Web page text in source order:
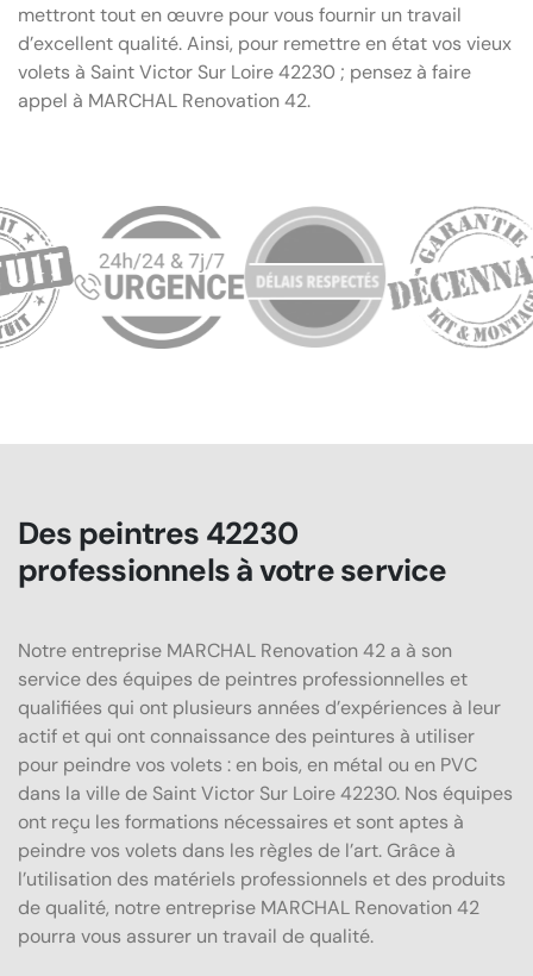
mettront tout en œuvre pour vous fournir un travail
d’excellent qualité. Ainsi, pour remettre en état vos vieux
volets à Saint Victor Sur Loire 42230 ; pensez à faire
appel à MARCHAL Renovation 42.
Des peintres 42230
professionnels à votre service
Notre entreprise MARCHAL Renovation 42 a à son
service des équipes de peintres professionnelles et
qualifiées qui ont plusieurs années d’expériences à leur
actif et qui ont connaissance des peintures à utiliser
pour peindre vos volets : en bois, en métal ou en PVC
dans la ville de Saint Victor Sur Loire 42230. Nos équipes
ont reçu les formations nécessaires et sont aptes à
peindre vos volets dans les règles de l’art. Grâce à
l’utilisation des matériels professionnels et des produits
de qualité, notre entreprise MARCHAL Renovation 42
pourra vous assurer un travail de qualité.